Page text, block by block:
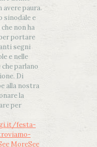
avere paura.
sinodale e
non ha
portare
segni
e nelle
parlano
Di
alla nostra
la
per
festa-
MoreSee